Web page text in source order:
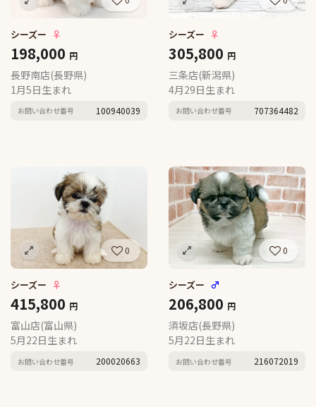
シーズー ♀
198,000 円
長野南店(長野県)
1月5日生まれ
お問い合わせ番号 100940039
シーズー ♀
305,800 円
三条店(新潟県)
4月29日生まれ
お問い合わせ番号 707364482
0
シーズー ♀
415,800 円
富山店(富山県)
5月22日生まれ
お問い合わせ番号 200020663
0
シーズー ♂
206,800 円
須坂店(長野県)
5月22日生まれ
お問い合わせ番号 216072019